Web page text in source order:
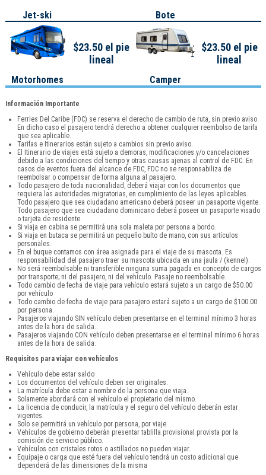
Jet-ski Bote
Motorhomes
$23.50 el pie
lineal
Camper
$23.50 el pie
lineal
Información Importante
Ferries Del Caribe (FDC) se reserva el derecho de cambio de ruta, sin previo aviso.
En dicho caso el pasajero tendrá derecho a obtener cualquier reembolso de tarifa
que sea aplicable.
Tarifas e Itinerarios están sujeto a cambios sin previo aviso.
El Itinerario de viajes está sujeto a demoras, modificaciones y/o cancelaciones
debido a las condiciones del tiempo y otras causas ajenas al control de FDC. En
casos de eventos fuera del alcance de FDC, FDC no se responsabiliza de
reembolsar o compensar de forma alguna al pasajero.
Todo pasajero de toda nacionalidad, deberá viajar con los documentos que
requiera las autoridades migratorias, en cumplimiento de las leyes aplicables.
Todo pasajero que sea ciudadano americano deberá poseer un pasaporte vigente.
Todo pasajero que sea ciudadano dominicano deberá poseer un pasaporte visado
o tarjeta de residente.
Si viaja en cabina se permitirá una sola maleta por persona a bordo.
Si viaja en butaca se permitirá un pequeño bulto de mano, con sus artículos
personales.
En el buque contamos con área asignada para el viaje de su mascota. Es
responsabilidad del pasajero traer su mascota ubicada en una jaula / (kennel).
No será reembolsable ni transferible ninguna suma pagada en concepto de cargos
por transporte; ni del pasajero, ni del vehículo. Pasaje no reembolsable.
Todo cambio de fecha de viaje para vehículo estará sujeto a un cargo de $50.00
por vehículo
Todo cambio de fecha de viaje para pasajero estará sujeto a un cargo de $100.00
por persona.
Pasajeros viajando SIN vehículo deben presentarse en el terminal mínimo 3 horas
antes de la hora de salida.
Pasajeros viajando CON vehículo deben presentarse en el terminal mínimo 6 horas
antes de la hora de salida.
Requisitos para viajar con vehículos
Vehículo debe estar saldo
Los documentos del vehículo deben ser originales.
La matrícula debe estar a nombre de la persona que viaja.
Solamente abordará con el vehículo el propietario del mismo.
La licencia de conducir, la matrícula y el seguro del vehículo deberán estar
vigentes.
Solo se permitirá un vehículo por persona, por viaje
Vehículos de gobierno deberán presentar tablilla provisional provista por la
comisión de servicio público.
Vehículos con cristales rotos o astillados no pueden viajar.
Equipaje o carga que esté fuera del vehículo tendrá un costo adicional que
dependerá de las dimensiones de la misma